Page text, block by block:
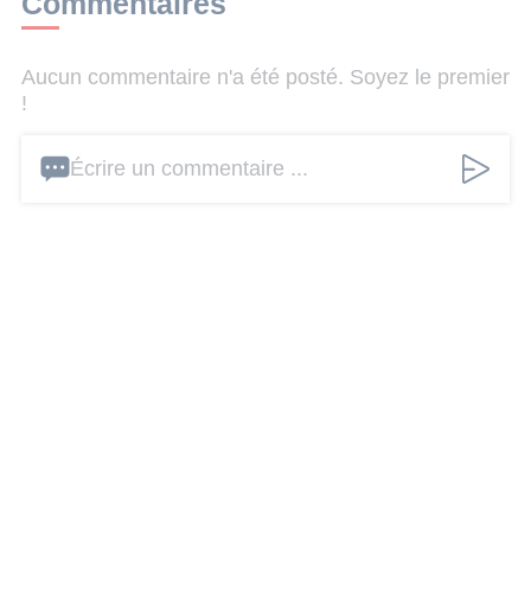
Aucun commentaire n'a été posté. Soyez le premier
!
Écrire un commentaire ...